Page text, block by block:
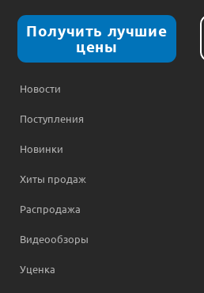
Получить лучшие
цены
Новости
Поступления
Новинки
Хиты продаж
Распродажа
Видеообзоры
Уценка